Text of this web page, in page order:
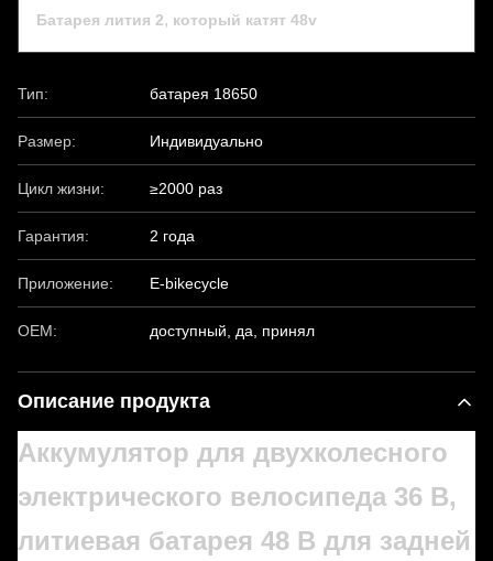
Батарея лития 2, который катят 48v
Тип: батарея 18650
Размер: Индивидуально
Цикл жизни: ≥2000 раз
Гарантия: 2 года
Приложение: E-bikecycle
OEM: доступный, да, принял
Описание продукта
Аккумулятор для двухколесного
электрического велосипеда 36 В,
литиевая батарея 48 В для задней